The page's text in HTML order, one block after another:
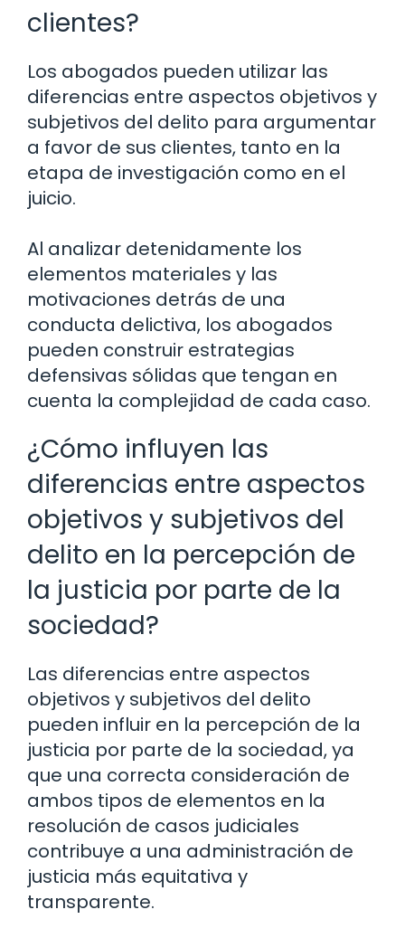
clientes?
Los abogados pueden utilizar las
diferencias entre aspectos objetivos y
subjetivos del delito para argumentar
a favor de sus clientes, tanto en la
etapa de investigación como en el
juicio.
Al analizar detenidamente los
elementos materiales y las
motivaciones detrás de una
conducta delictiva, los abogados
pueden construir estrategias
defensivas sólidas que tengan en
cuenta la complejidad de cada caso.
¿Cómo influyen las
diferencias entre aspectos
objetivos y subjetivos del
delito en la percepción de
la justicia por parte de la
sociedad?
Las diferencias entre aspectos
objetivos y subjetivos del delito
pueden influir en la percepción de la
justicia por parte de la sociedad, ya
que una correcta consideración de
ambos tipos de elementos en la
resolución de casos judiciales
contribuye a una administración de
justicia más equitativa y
transparente.